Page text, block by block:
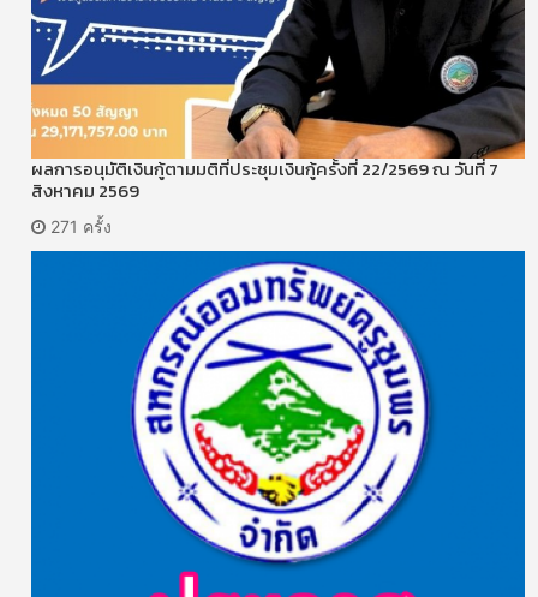
ผลการอนุมัติเงินกู้ตามมติที่ประชุมเงินกู้ครั้งที่ 22/2569 ณ วันที่ 7
สิงหาคม 2569
271 ครั้ง